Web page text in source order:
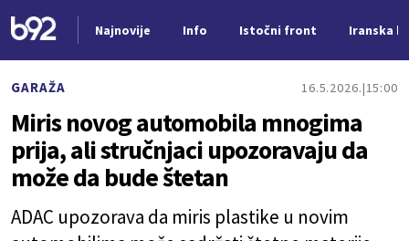
Najnovije Info Istočni front Iranska
GARAŽA 16.5.2026. 15:00
Miris novog automobila mnogima
prija, ali stručnjaci upozoravaju da
može da bude štetan
ADAC upozorava da miris plastike u novim